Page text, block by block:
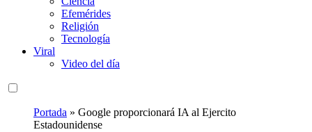
Efemérides
Religión
Tecnología
Viral
Video del día
Portada » Google proporcionará IA al Ejercito
Estadounidense